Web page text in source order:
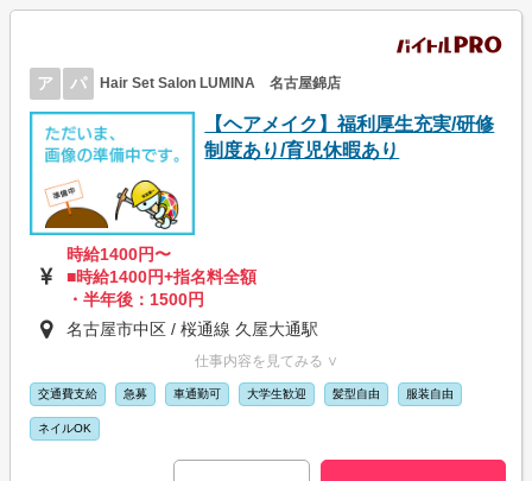
ア パ Hair Set Salon LUMINA 名古屋錦店
【ヘアメイク】福利厚生充実/研修
制度あり/育児休暇あり
時給1400円〜
■時給1400円+指名料全額
・半年後：1500円
名古屋市中区 / 桜通線 久屋大通駅
仕事内容を見てみる ∨
交通費支給 急募 車通勤可 大学生歓迎 髪型自由 服装自由
ネイルOK